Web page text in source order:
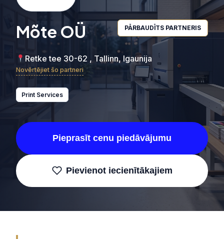
Mõte OÜ PĀRBAUDĪTS PARTNERIS
Retke tee 30-62 , Tallinn, Igaunija
Novērtējiet šo partneri
Print Services
Pieprasīt cenu piedāvājumu
Pievienot iecienītākajiem